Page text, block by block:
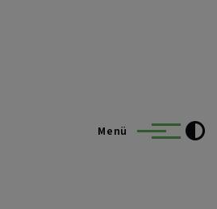
Menü